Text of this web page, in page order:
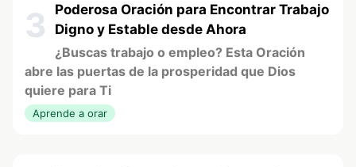
3
Poderosa Oración para Encontrar Trabajo
Digno y Estable desde Ahora
¿Buscas trabajo o empleo? Esta Oración
abre las puertas de la prosperidad que Dios
quiere para Ti
Aprende a orar